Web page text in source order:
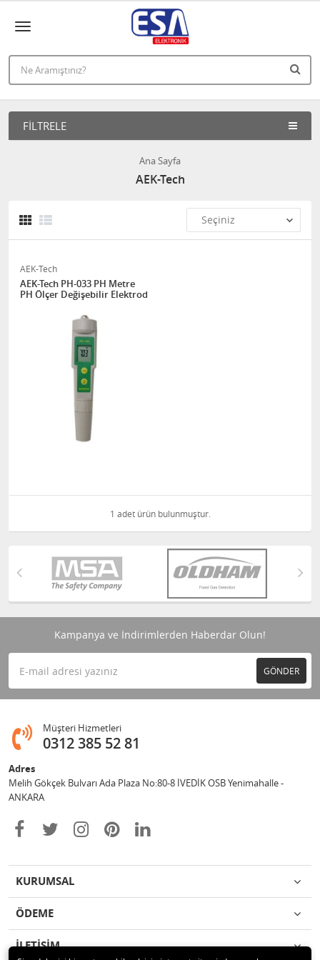
FILTRELE
Ana Sayfa
AEK-Tech
AEK-Tech
AEK-Tech PH-033 PH Metre
PH Ölçer Değişebilir Elektrod
1 adet ürün bulunmuştur.
Kampanya ve İndirimlerden Haberdar Olun!
GÖNDER
Müşteri Hizmetleri
0312 385 52 81
Adres
Melih Gökçek Bulvarı Ada Plaza No:80-8 İVEDİK OSB Yenimahalle -
ANKARA
KURUMSAL
ÖDEME
İLETİŞİM